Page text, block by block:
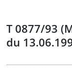
T 0877/93
du